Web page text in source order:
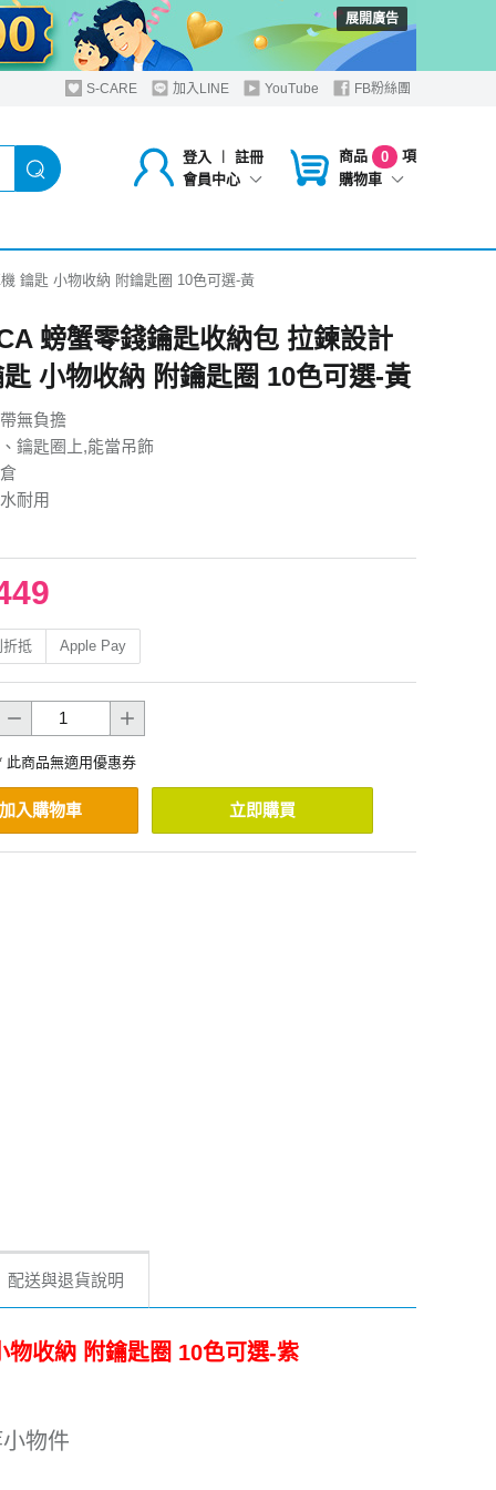
展開廣告
S-CARE 加入LINE YouTube FB粉絲團
登入 ︱
註冊
會員中心
商品 0
項
購物車
鑰匙 小物收納 附鑰匙圈 10色可選-黃
螃蟹零錢鑰匙收納包 拉鍊設計
小物收納 附鑰匙圈 10色可選-黃
無負擔
鑰匙圈上,能當吊飾
耐用
抵 Apple Pay
此商品無適用優惠券
加入購物車 立即購買
配送與退貨說明
收納 附鑰匙圈 10色可選-紫
物件